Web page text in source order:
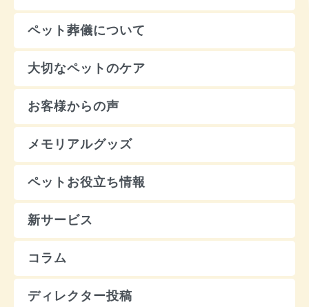
ペット葬儀について
大切なペットのケア
お客様からの声
メモリアルグッズ
ペットお役立ち情報
新サービス
コラム
ディレクター投稿